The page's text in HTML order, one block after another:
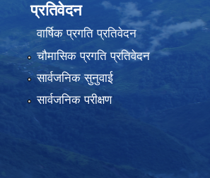
प्रतिवेदन
वार्षिक प्रगति प्रतिवेदन
चौमासिक प्रगति प्रतिवेदन
सार्वजनिक सुनुवाई
सार्वजनिक परीक्षण